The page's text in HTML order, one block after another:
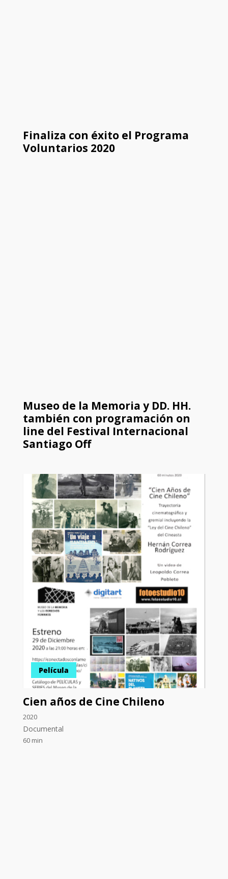
Finaliza con éxito el Programa
Voluntarios 2020
Museo de la Memoria y DD. HH.
también con programación on
line del Festival Internacional
Santiago Off
Película
Cien años de Cine Chileno
2020
Documental
60 min